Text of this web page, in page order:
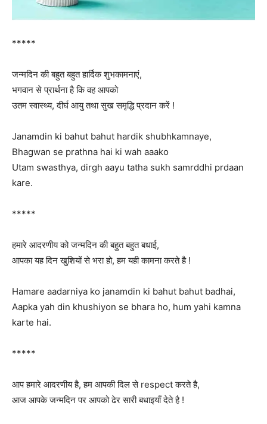
*****
जन्मदिन की बहुत बहुत हार्दिक शुभकामनाएं,
भगवान से प्रार्थना है कि वह आपको
उतम स्वास्थ्य, दीर्घ आयु तथा सुख समृद्धि प्रदान करें !
Janamdin ki bahut bahut hardik shubhkamnaye,
Bhagwan se prathna hai ki wah aaako
Utam swasthya, dirgh aayu tatha sukh samrddhi prdaan
kare.
*****
हमारे आदरणीय को जन्मदिन की बहुत बहुत बधाई,
आपका यह दिन खुशियों से भरा हो, हम यही कामना करते है !
Hamare aadarniya ko janamdin ki bahut bahut badhai,
Aapka yah din khushiyon se bhara ho, hum yahi kamna
karte hai.
*****
आप हमारे आदरणीय है, हम आपकी दिल से respect करते है,
आज आपके जन्मदिन पर आपको ढेर सारी बधाइयाँ देते है !